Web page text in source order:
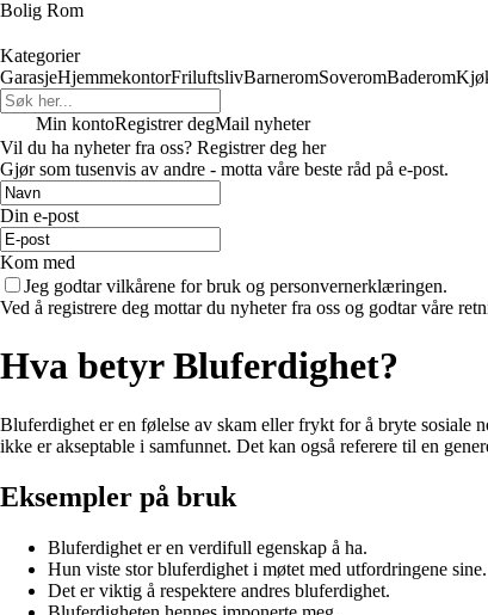
Bolig Rom
Kategorier
GarasjeHjemmekontorFriluftslivBarneromSoveromBaderom
Min kontoRegistrer degMail nyheter
Vil du ha nyheter fra oss? Registrer deg her
Gjør som tusenvis av andre - motta våre beste råd på e-post.
Din e-post
Kom med
Jeg godtar vilkårene for bruk og personvernerklæringen.
Ved å registrere deg mottar du nyheter fra oss og godtar våre
Hva betyr Bluferdighet?
Bluferdighet er en følelse av skam eller frykt for å bryte sosiale
ikke er akseptable i samfunnet. Det kan også referere til en
Eksempler på bruk
Bluferdighet er en verdifull egenskap å ha.
Hun viste stor bluferdighet i møtet med utfordringene sine.
Det er viktig å respektere andres bluferdighet.